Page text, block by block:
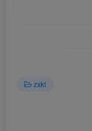
zxkt